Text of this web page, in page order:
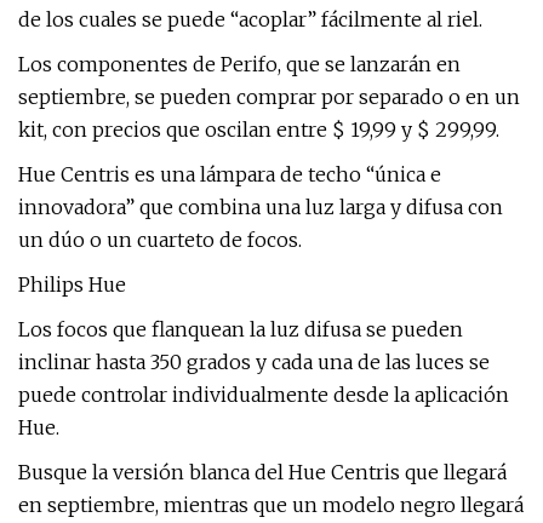
de los cuales se puede “acoplar” fácilmente al riel.
Los componentes de Perifo, que se lanzarán en
septiembre, se pueden comprar por separado o en un
kit, con precios que oscilan entre $ 19,99 y $ 299,99.
Hue Centris es una lámpara de techo “única e
innovadora” que combina una luz larga y difusa con
un dúo o un cuarteto de focos.
Philips Hue
Los focos que flanquean la luz difusa se pueden
inclinar hasta 350 grados y cada una de las luces se
puede controlar individualmente desde la aplicación
Hue.
Busque la versión blanca del Hue Centris que llegará
en septiembre, mientras que un modelo negro llegará